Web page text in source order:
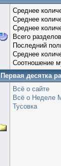
Среднее
Среднее
Среднее
Всего
Последний
Среднее
Соотношение
Первая десятка
Всё о сайте
Всё о Неделе
Тусовка